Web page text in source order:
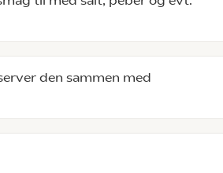
den sammen med